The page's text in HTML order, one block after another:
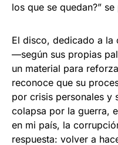
los que se quedan?”
El disco, dedicado a la
—según sus propias
un material para
reconoce que su
por crisis personales y
colapsa por la guerra,
en mi país, la
respuesta: volver a